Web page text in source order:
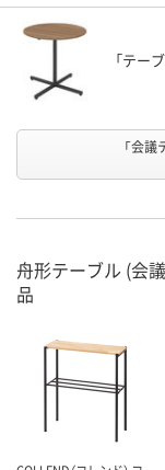
「テー
「会
舟形テーブル (会
品